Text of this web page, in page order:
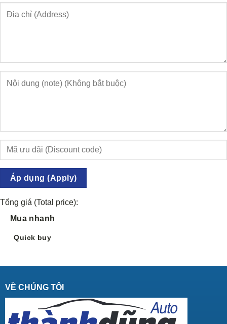
Áp dụng (Apply)
Tổng giá (Total price):
Mua nhanh
Quick buy
VỀ CHÚNG TÔI